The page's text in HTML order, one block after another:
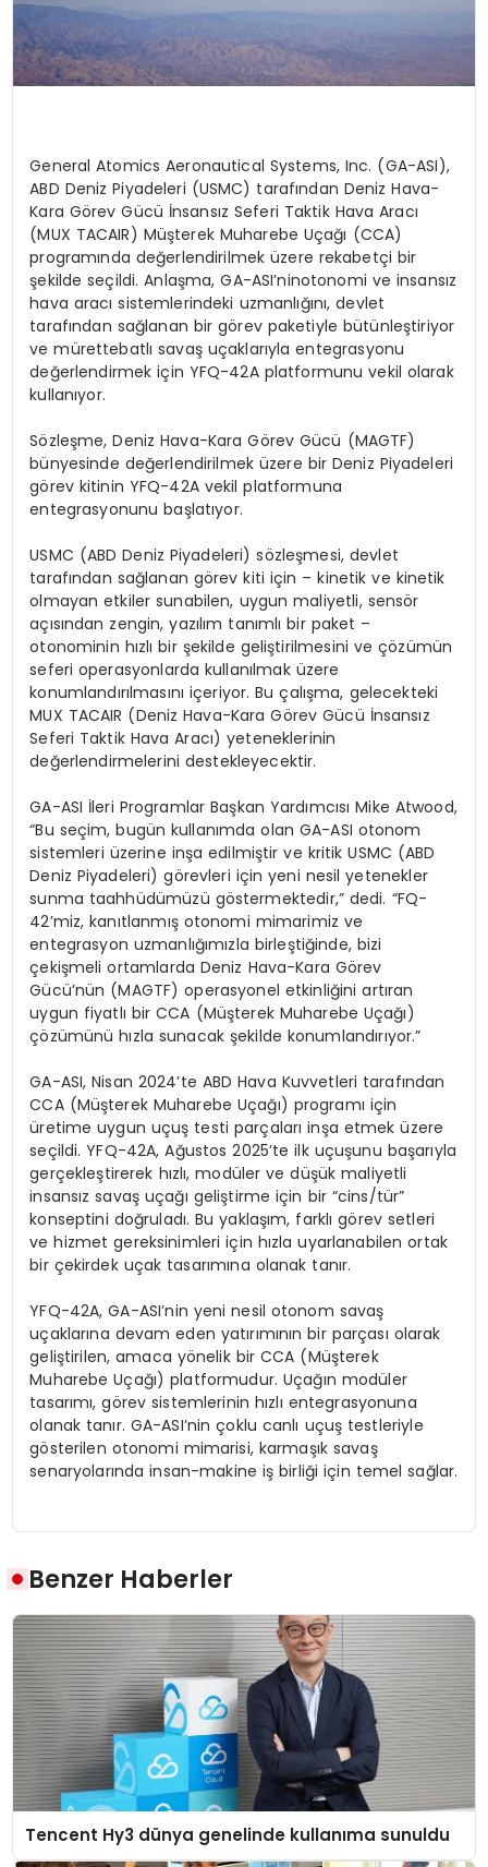
GeneralAtomics Aeronautical Systems, Inc. (GA-ASI),
ABD Deniz Piyadeleri (USMC) tarafından Deniz Hava-
Kara Görev Gücü İnsansız Seferi Taktik Hava Aracı
(MUX TACAIR) Müşterek Muharebe Uçağı (CCA)
programında değerlendirilmek üzere rekabetçi bir
şekilde seçildi. Anlaşma, GA-ASI’ninotonomi ve insansız
hava aracı sistemlerindeki uzmanlığını, devlet
tarafından sağlanan bir görevpaketiyle bütünleştiriyor
ve mürettebatlı savaş uçaklarıyla entegrasyonu
değerlendirmek için YFQ-42A platformunu vekil olarak
kullanıyor.
Sözleşme, Deniz Hava-Kara Görev Gücü (MAGTF)
bünyesinde değerlendirilmek üzere bir Deniz Piyadeleri
görevkitinin YFQ-42A vekil platformuna
entegrasyonunu başlatıyor.
USMC (ABD Deniz Piyadeleri) sözleşmesi, devlet
tarafından sağlanan görev kiti için – kinetik ve kinetik
olmayan etkiler sunabilen, uygun maliyetli, sensör
açısından zengin, yazılım tanımlı bir paket –
otonominin hızlı bir şekilde geliştirilmesini ve çözümün
seferi operasyonlarda kullanılmak üzere
konumlandırılmasını içeriyor. Bu çalışma, gelecekteki
MUX TACAIR (Deniz Hava-Kara Görev Gücü İnsansız
Seferi Taktik Hava Aracı) yeteneklerinin
değerlendirmelerini destekleyecektir.
GA-ASI İleri Programlar Başkan Yardımcısı Mike Atwood,
“Bu seçim, bugün kullanımda olan GA-ASI otonom
sistemleri üzerine inşa edilmiştir ve kritik USMC (ABD
Deniz Piyadeleri) görevleri için yeni nesil yetenekler
sunma taahhüdümüzü göstermektedir,” dedi. “FQ-
42’miz, kanıtlanmış otonomi mimarimiz ve
entegrasyon uzmanlığımızla birleştiğinde, bizi
çekişmeli ortamlarda Deniz Hava-Kara Görev
Gücü’nün (MAGTF) operasyonel etkinliğini artıran
uygun fiyatlı bir CCA (Müşterek Muharebe Uçağı)
çözümünü hızla sunacak şekilde konumlandırıyor.”
GA-ASI, Nisan 2024’te ABD Hava Kuvvetleri tarafından
CCA (Müşterek Muharebe Uçağı) programı için
üretime uygun uçuş testi parçaları inşa etmek üzere
seçildi. YFQ-42A, Ağustos 2025’te ilk uçuşunu başarıyla
gerçekleştirerek hızlı, modüler ve düşük maliyetli
insansız savaş uçağı geliştirme için bir “cins/tür”
konseptini doğruladı. Bu yaklaşım, farklı görev setleri
ve hizmet gereksinimleri için hızla uyarlanabilen ortak
bir çekirdek uçak tasarımına olanak tanır.
YFQ-42A, GA-ASI’nin yeni nesil otonom savaş
uçaklarına devam eden yatırımının bir parçası olarak
geliştirilen, amaca yönelikbir CCA (Müşterek
Muharebe Uçağı) platformudur. Uçağın modüler
tasarımı, görev sistemlerinin hızlı entegrasyonuna
olanak tanır. GA-ASI’nin çoklu canlı uçuş testleriyle
gösterilen otonomi mimarisi, karmaşık savaş
senaryolarında insan-makine işbirliği için temel sağlar.
Benzer Haberler
Tencent Hy3 dünya genelinde kullanıma sunuldu